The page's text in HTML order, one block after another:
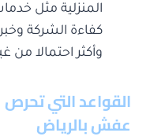
المنزلية مثل
كفاءة الشركة
وأكثر احتمالا من
القواعد التي
عفش بالرياض